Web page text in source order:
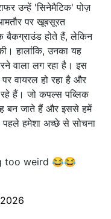
उन्हें 'सिनेमैटिक' पोज़
पर खूबसूरत
होते हैं, लेकिन
हालांकि, उनका यह
वाला लग रहा है। इस
वायरल हो रहा है और
हैं। जो कपल्स पब्लिक
बन जाते हैं और इससे हमें
हमेशा अच्छे से सोचना
too weird 😂😂